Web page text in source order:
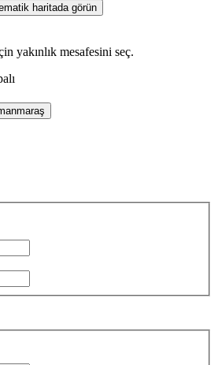
haritada görün
yakınlık mesafesini seç.